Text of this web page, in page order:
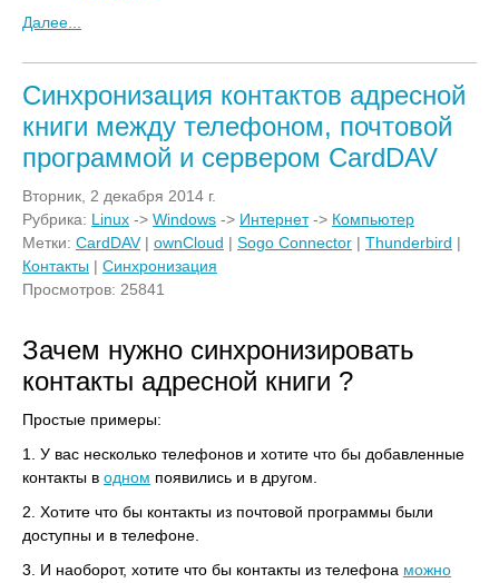
Далее...
Синхронизация контактов адресной
книги между телефоном, почтовой
программой и сервером CardDAV
Вторник, 2 декабря 2014 г.
Рубрика: Linux -> Windows -> Интернет-> Компьютер
Метки: CardDAV| ownCloud | Sogo Connector | Thunderbird |
Контакты | Синхронизация
Просмотров: 25841
Зачем нужно синхронизировать
контакты адресной книги ?
Простые примеры:
1. У вас несколько телефонов и хотите что бы добавленные
контакты в одном появились и в другом.
2. Хотите что бы контакты из почтовой программы были
доступны и в телефоне.
3. И наоборот, хотите что бы контакты из телефона можно